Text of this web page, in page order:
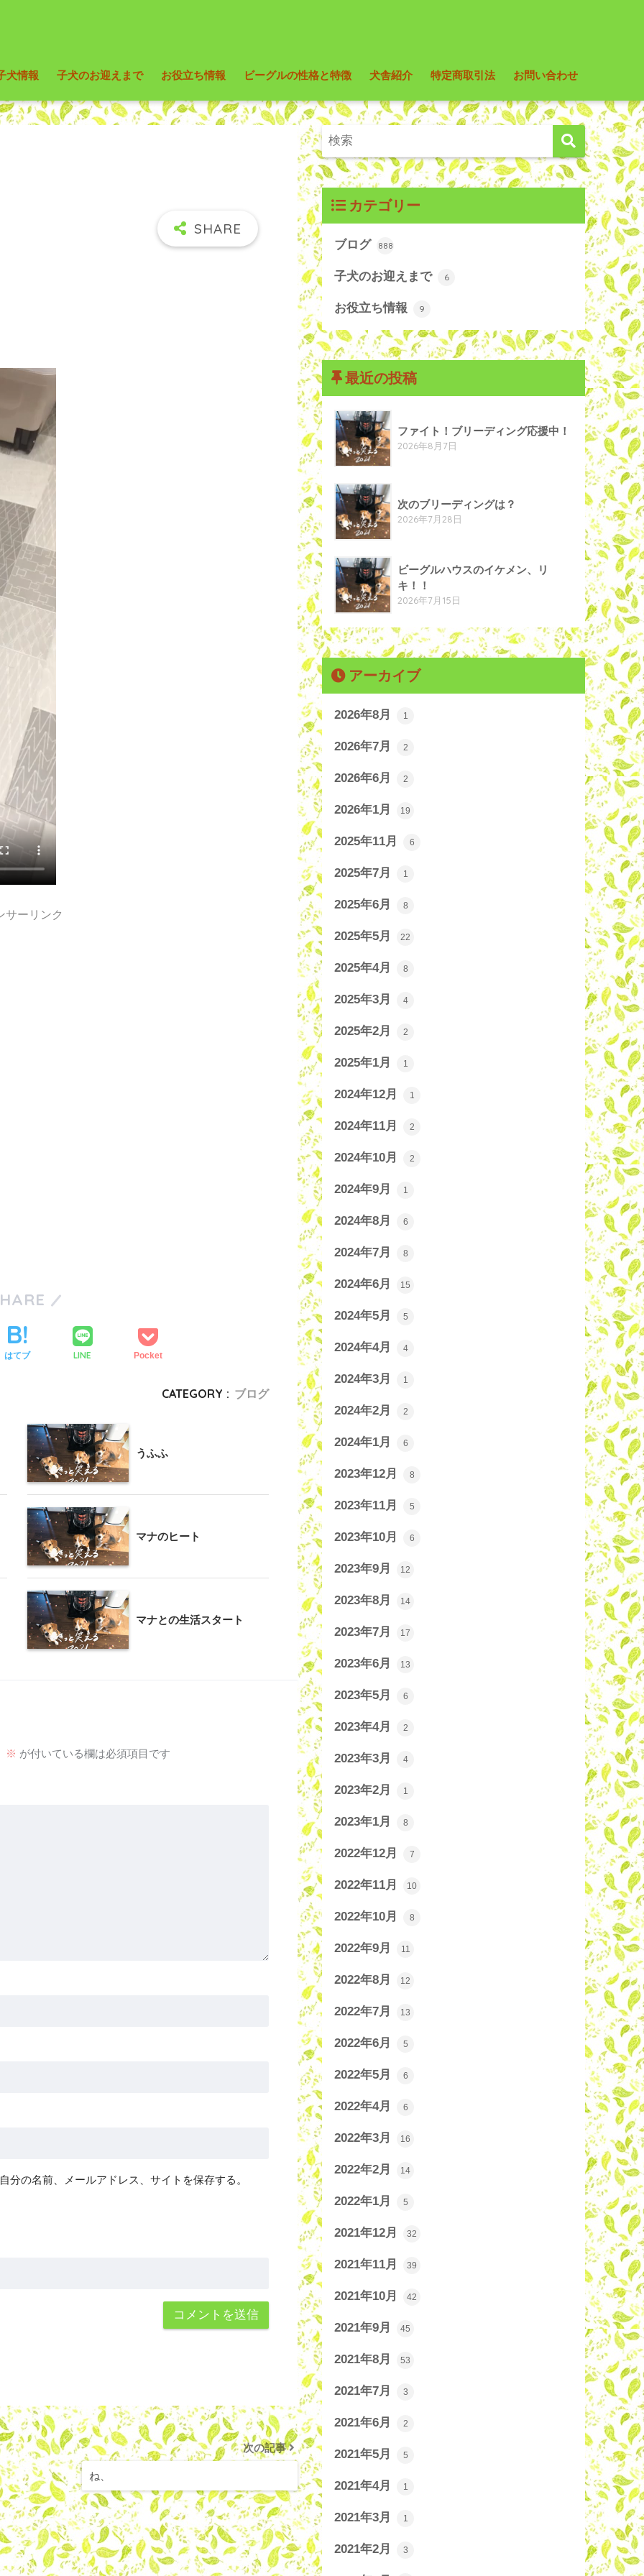
犬情報 子犬のお迎えまで お役立ち情報 ビーグルの性格と特徴 犬舎紹介 特定商取引法 お問い合わせ
サーリンク
はてブ LINE Pocket
CATEGORY : ブログ
うふふ
マナのヒート
マナとの生活スタート
※ が付いている欄は必須項目です
の名前、メールアドレス、サイトを保存する。
次の記事
ね、
カテゴリー
ブログ 888
子犬のお迎えまで 6
お役立ち情報 9
最近の投稿
ファイト！ブリーディング応援中！
2026年8月7日
次のブリーディングは？
2026年7月28日
ビーグルハウスのイケメン、リ
キ！！
2026年7月15日
アーカイブ
2026年8月 1
2026年7月 2
2026年6月 2
2026年1月 19
2025年11月 6
2025年7月 1
2025年6月 8
2025年5月 22
2025年4月 8
2025年3月 4
2025年2月 2
2025年1月 1
2024年12月 1
2024年11月 2
2024年10月 2
2024年9月 1
2024年8月 6
2024年7月 8
2024年6月 15
2024年5月 5
2024年4月 4
2024年3月 1
2024年2月 2
2024年1月 6
2023年12月 8
2023年11月 5
2023年10月 6
2023年9月 12
2023年8月 14
2023年7月 17
2023年6月 13
2023年5月 6
2023年4月 2
2023年3月 4
2023年2月 1
2023年1月 8
2022年12月 7
2022年11月 10
2022年10月 8
2022年9月 11
2022年8月 12
2022年7月 13
2022年6月 5
2022年5月 6
2022年4月 6
2022年3月 16
2022年2月 14
2022年1月 5
2021年12月 32
2021年11月 39
2021年10月 42
2021年9月 45
2021年8月 53
2021年7月 3
2021年6月 2
2021年5月 5
2021年4月 1
2021年3月 1
2021年2月 3